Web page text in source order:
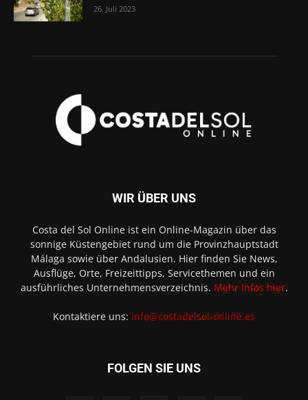
26. Juli 2023
WIR ÜBER UNS
Costa del Sol Online ist ein Online-Magazin über das
sonnige Küstengebiet rund um die Provinzhauptstadt
Málaga sowie über Andalusien. Hier finden Sie News,
Ausflüge, Orte, Freizeittipps, Servicethemen und ein
ausführliches Unternehmensverzeichnis. Mehr Infos hier.
Kontaktiere uns: info@costadelsol-online.es
FOLGEN SIE UNS